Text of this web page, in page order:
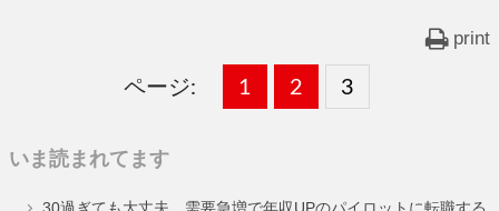
print
ページ:
固
1 ,
固
2 ,
固
3
いま読まれてます